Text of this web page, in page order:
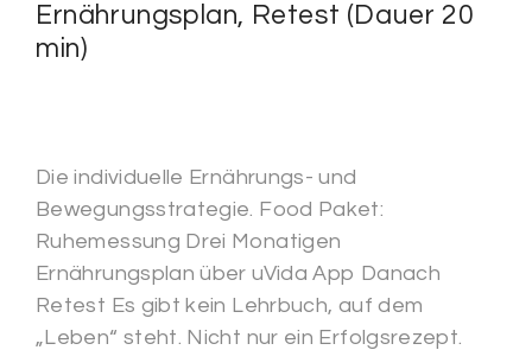
Ernährungsplan, Retest (Dauer 20
min)
Die individuelle Ernährungs- und
Bewegungsstrategie. Food Paket:
Ruhemessung Drei Monatigen
Ernährungsplan über uVida App Danach
Retest Es gibt kein Lehrbuch, auf dem
„Leben“ steht. Nicht nur ein Erfolgsrezept.